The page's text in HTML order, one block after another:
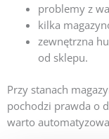
problemy z
kilka
zewnętrzna
od sklepu.
Przy stanach
pochodzi prawda o
warto